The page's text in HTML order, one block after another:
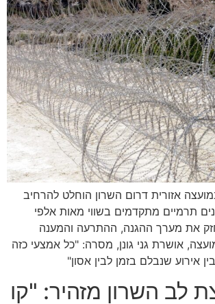
אזורית דרום השרון הוחלט להרחיב
תרמיים מתקדמים בשווי מאות אלפי
את מערך ההגנה, ההתרעה והמענה
אושרת גני גונן, מסרה: "כל אמצעי כזה
אירוע שנבלם בזמן לבין אסון"
לב השרון מזהיר: "קו